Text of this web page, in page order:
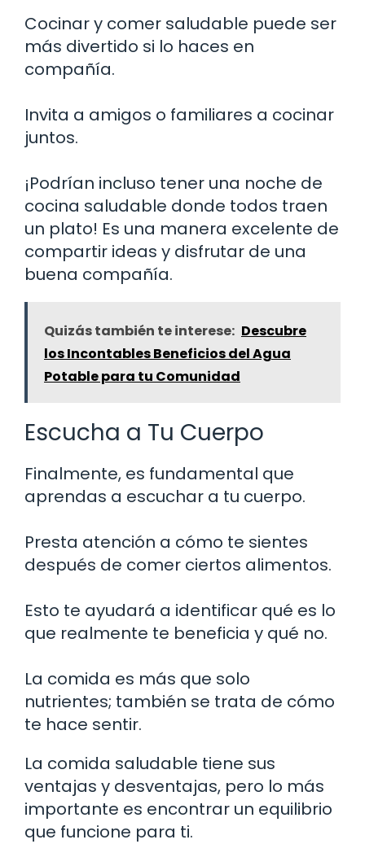
Cocinar y comer saludable puede ser
más divertido si lo haces en
compañía.
Invita a amigos o familiares a cocinar
juntos.
¡Podrían incluso tener una noche de
cocina saludable donde todos traen
un plato! Es una manera excelente de
compartir ideas y disfrutar de una
buena compañía.
Quizás también te interese: Descubre
los Incontables Beneficios del Agua
Potable para tu Comunidad
Escucha a Tu Cuerpo
Finalmente, es fundamental que
aprendas a escuchar a tu cuerpo.
Presta atención a cómo te sientes
después de comer ciertos alimentos.
Esto te ayudará a identificar qué es lo
que realmente te beneficia y qué no.
La comida es más que solo
nutrientes; también se trata de cómo
te hace sentir.
La comida saludable tiene sus
ventajas y desventajas, pero lo más
importante es encontrar un equilibrio
que funcione para ti.